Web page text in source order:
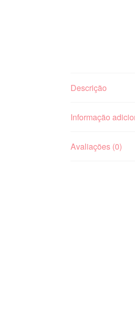
Descrição
Informação
Avaliações (0)